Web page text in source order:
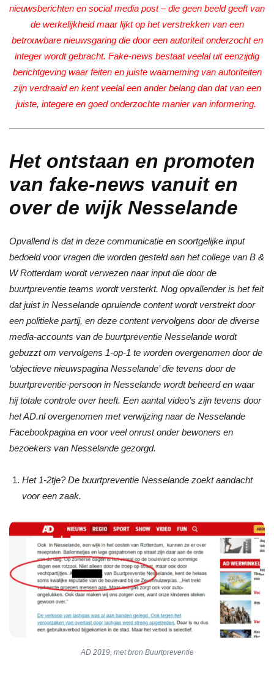
nieuwsberichten en social media post – die geen beeld geeft van
de werkelijkheid maar lijkt op het verstrekken van een
betrouwbare nieuwsgaring die door een autoriteit onderzocht en
integer wordt gebracht. Fake-news bestaat veelal uit eenzijdig
berichtgeving waar feiten en juiste waarneming van autoriteiten
zijn verdraaid en kent veelal een ander belang dan dat van een
juiste, integere en goed onderzochte manier van informering.
Het ontstaan en promoten
van fake-news vanuit en
over de wijk Nesselande
Opvallend is dat in deze communicatie en soortgelijke input
bedoeld voor vragen die worden gesteld aan het college van B &
W Rotterdam wordt verwezen naar input die door de
buurtpreventie teams wordt versterkt. Nog opvallender is het feit
dat juist in Nesselande opruiende content wordt verstrekt door
een politieke partij, en deze content vervolgens door de diverse
media-accounts van de buurtpreventie Nesselande wordt
gebuzzt om vervolgens 1-op-1 te worden overgenomen door de
‘objectieve nieuwspagina Nesselande’ die tevens door de
buurtpreventie-persoon in Nesselande wordt beheerd en waar
hij totale controle over heeft. Een aantal video’s zijn tevens door
het AD.nl overgenomen met verwijzing naar de Nesselande
Facebookpagina en voor veel onrust onder bewoners en
bezoekers van Nesselande gezorgd.
Het 1-2tje? De buurtpreventie Nesselande zoekt aandacht
voor een zaak.
AD 2019, met bron Buurtpreventie